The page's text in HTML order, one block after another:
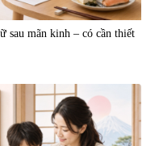
uống chống lão hóa, tăng
khỏe Yangmiwa NMN 60
|42.588
sau mãn kinh – có cần thiết